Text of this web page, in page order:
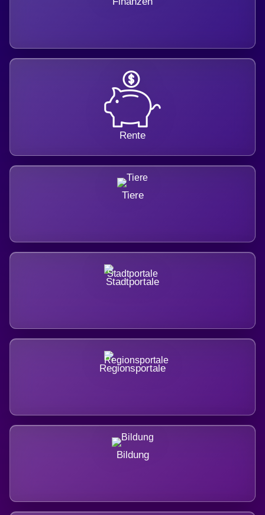
Rente
Tiere
Stadtportale
Regionsportale
Bildung